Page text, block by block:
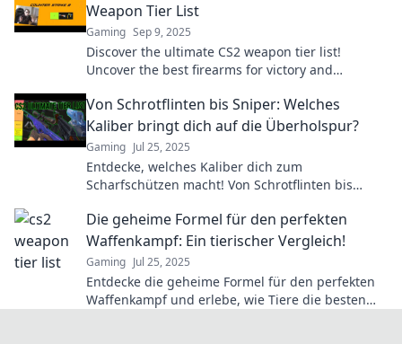
Weapon Tier List
Gaming Sep 9, 2025
Discover the ultimate CS2 weapon tier list!
Uncover the best firearms for victory and
Von Schrotflinten bis Sniper: Welches
Kaliber bringt dich auf die Überholspur?
Gaming Jul 25, 2025
Entdecke, welches Kaliber dich zum
Scharfschützen macht! Von Schrotflinten bis
Die geheime Formel für den perfekten
Waffenkampf: Ein tierischer Vergleich!
Gaming Jul 25, 2025
Entdecke die geheime Formel für den perfekten
Waffenkampf und erlebe, wie Tiere die besten